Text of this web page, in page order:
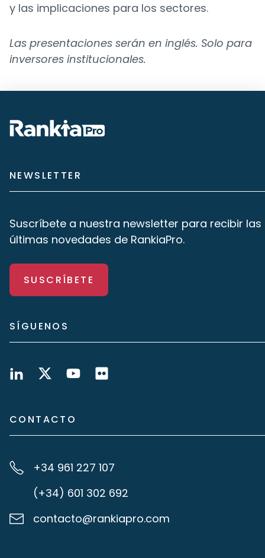
y las implicaciones para los sectores.
Las presentaciones serán en inglés. Solo para
inversores institucionales.
NEWSLETTER
Suscríbete a nuestra newsletter para recibir las
últimas novedades de RankiaPro.
SUSCRÍBETE
SÍGUENOS
CONTACTO
+34 961 227 107
(+34) 601 302 692
contacto@rankiapro.com